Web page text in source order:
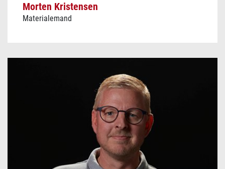
Morten Kristensen
Materialemand